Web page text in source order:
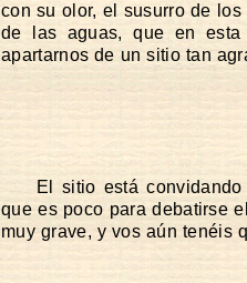
con su olor, el susurro de
de las aguas, que en
apartarnos de un sitio tan
El sitio está
que es poco para debatirse
muy grave, y vos aún tenéis